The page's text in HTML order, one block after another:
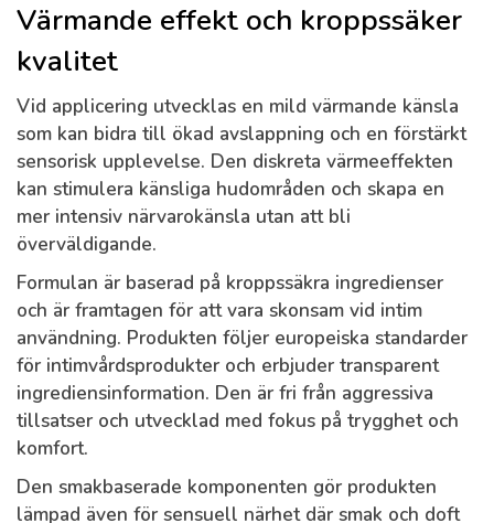
Värmande effekt och kroppssäker
kvalitet
Vid applicering utvecklas en mild värmande känsla
som kan bidra till ökad avslappning och en förstärkt
sensorisk upplevelse. Den diskreta värmeeffekten
kan stimulera känsliga hudområden och skapa en
mer intensiv närvarokänsla utan att bli
överväldigande.
Formulan är baserad på kroppssäkra ingredienser
och är framtagen för att vara skonsam vid intim
användning. Produkten följer europeiska standarder
för intimvårdsprodukter och erbjuder transparent
ingrediensinformation. Den är fri från aggressiva
tillsatser och utvecklad med fokus på trygghet och
komfort.
Den smakbaserade komponenten gör produkten
lämpad även för sensuell närhet där smak och doft